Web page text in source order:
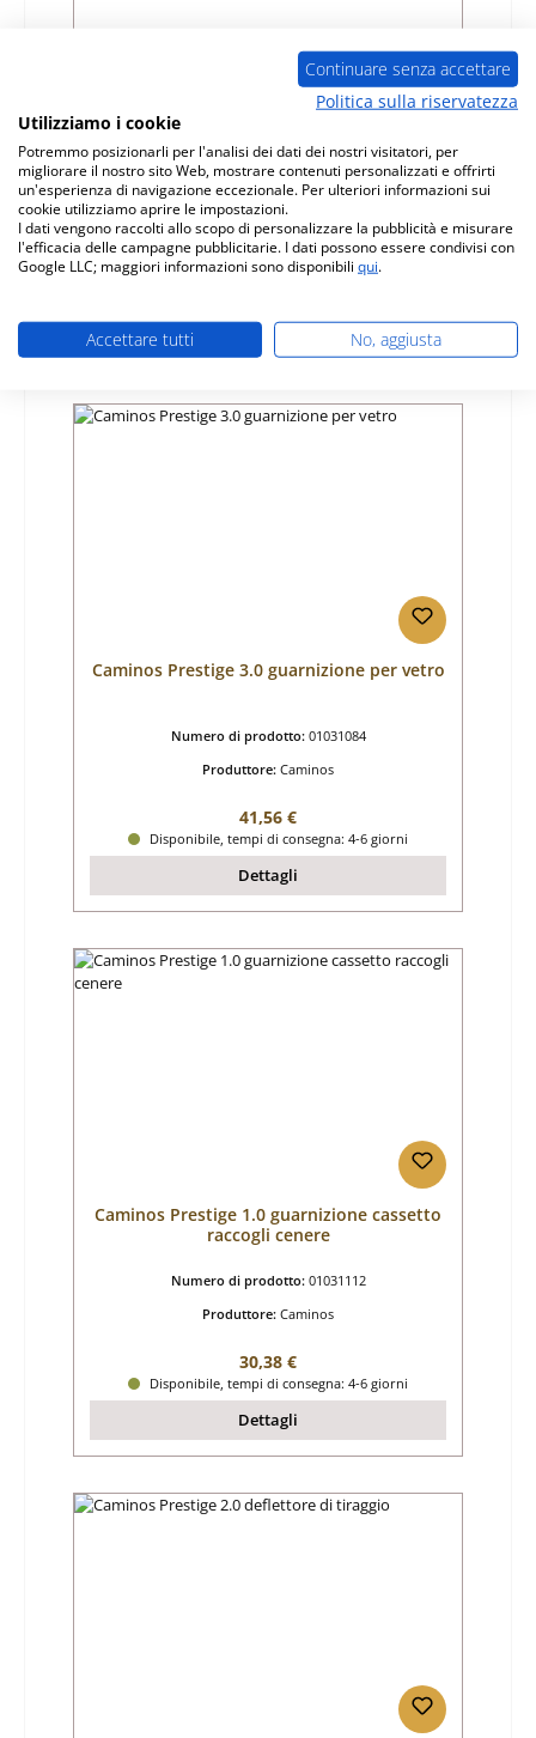
Caminos Prestige 2.0 guarnizione cassetto
raccogli cenere
Numero di prodotto:01031115
Produttore:Caminos
Prezzo normale:
30,38 €
Dettagli
Caminos Prestige 3.0 guarnizione per vetro
Numero di prodotto: 01031084
Produttore: Caminos
Prezzo normale:
41,56 €
Disponibile, tempi di consegna: 4-6 giorni
Dettagli
Caminos Prestige 1.0 guarnizione cassetto
raccogli cenere
Numero di prodotto: 01031112
Produttore: Caminos
Prezzo normale:
30,38 €
Disponibile, tempi di consegna: 4-6 giorni
Dettagli
Continuare senza accettare
Politica sulla riservatezza
Utilizziamo i cookie
Potremmo posizionarli per l'analisi dei dati dei nostri visitatori, per
migliorare il nostro sito Web, mostrare contenuti personalizzati e offrirti
un'esperienza di navigazione eccezionale. Per ulteriori informazioni sui
cookie utilizziamo aprire le impostazioni.
I dati vengono raccolti allo scopo di personalizzare la pubblicità e misurare
l'efficacia delle campagne pubblicitarie. I dati possono essere condivisi con
Google LLC; maggiori informazioni sono disponibili qui.
Accettare tutti No, aggiusta